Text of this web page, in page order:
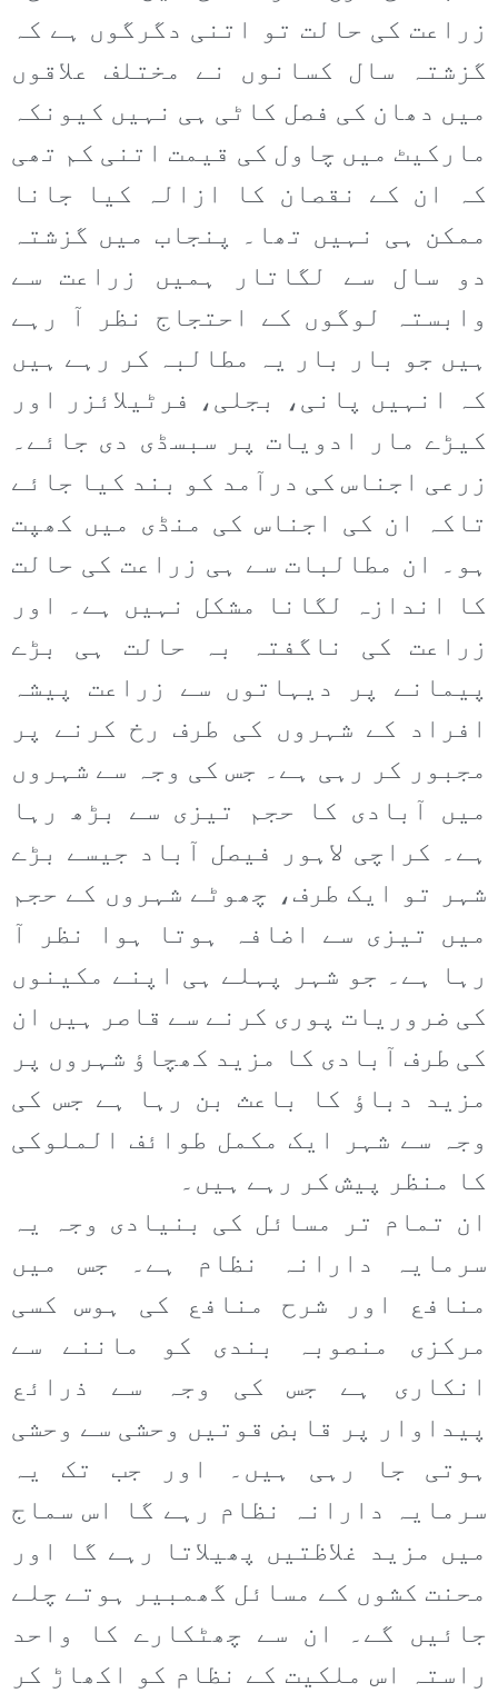
زراعت کی حالت تو اتنی دگرگوں ہے کہ
گزشتہ سال کسانوں نے مختلف علاقوں
میں دھان کی فصل کاٹی ہی نہیں کیونکہ
مارکیٹ میں چاول کی قیمت اتنی کم تھی
کہ ان کے نقصان کا ازالہ کیا جانا
ممکن ہی نہیں تھا۔ پنجاب میں گزشتہ
دو سال سے لگاتار ہمیں زراعت سے
وابستہ لوگوں کے احتجاج نظر آ رہے
ہیں جو بار بار یہ مطالبہ کر رہے ہیں
کہ انہیں پانی، بجلی، فرٹیلائزر اور
کیڑے مار ادویات پر سبسڈی دی جائے۔
زرعی اجناس کی درآمد کو بند کیا جائے
تاکہ ان کی اجناس کی منڈی میں کھپت
ہو۔ ان مطالبات سے ہی زراعت کی حالت
کا اندازہ لگانا مشکل نہیں ہے۔ اور
زراعت کی ناگفتہ بہ حالت ہی بڑے
پیمانے پر دیہاتوں سے زراعت پیشہ
افراد کے شہروں کی طرف رخ کرنے پر
مجبور کر رہی ہے۔ جس کی وجہ سے شہروں
میں آبادی کا حجم تیزی سے بڑھ رہا
ہے۔ کراچی لاہور فیصل آباد جیسے بڑے
شہر تو ایک طرف، چھوٹے شہروں کے حجم
میں تیزی سے اضافہ ہوتا ہوا نظر آ
رہا ہے۔ جو شہر پہلے ہی اپنے مکینوں
کی ضروریات پوری کرنے سے قاصر ہیں ان
کی طرف آبادی کا مزید کھچاؤ شہروں پر
مزید دباؤ کا باعث بن رہا ہے جس کی
وجہ سے شہر ایک مکمل طوائف الملوکی
کا منظر پیش کر رہے ہیں۔
ان تمام تر مسائل کی بنیادی وجہ یہ
سرمایہ دارانہ نظام ہے۔ جس میں
منافع اور شرح منافع کی ہوس کسی
مرکزی منصوبہ بندی کو ماننے سے
انکاری ہے جس کی وجہ سے ذرائع
پیداوار پر قابض قوتیں وحشی سے وحشی
ہوتی جا رہی ہیں۔ اور جب تک یہ
سرمایہ دارانہ نظام رہے گا اس سماج
میں مزید غلاظتیں پھیلاتا رہے گا اور
محنت کشوں کے مسائل گھمبیر ہوتے چلے
جائیں گے۔ ان سے چھٹکارے کا واحد
راستہ اس ملکیت کے نظام کو اکھاڑ کر